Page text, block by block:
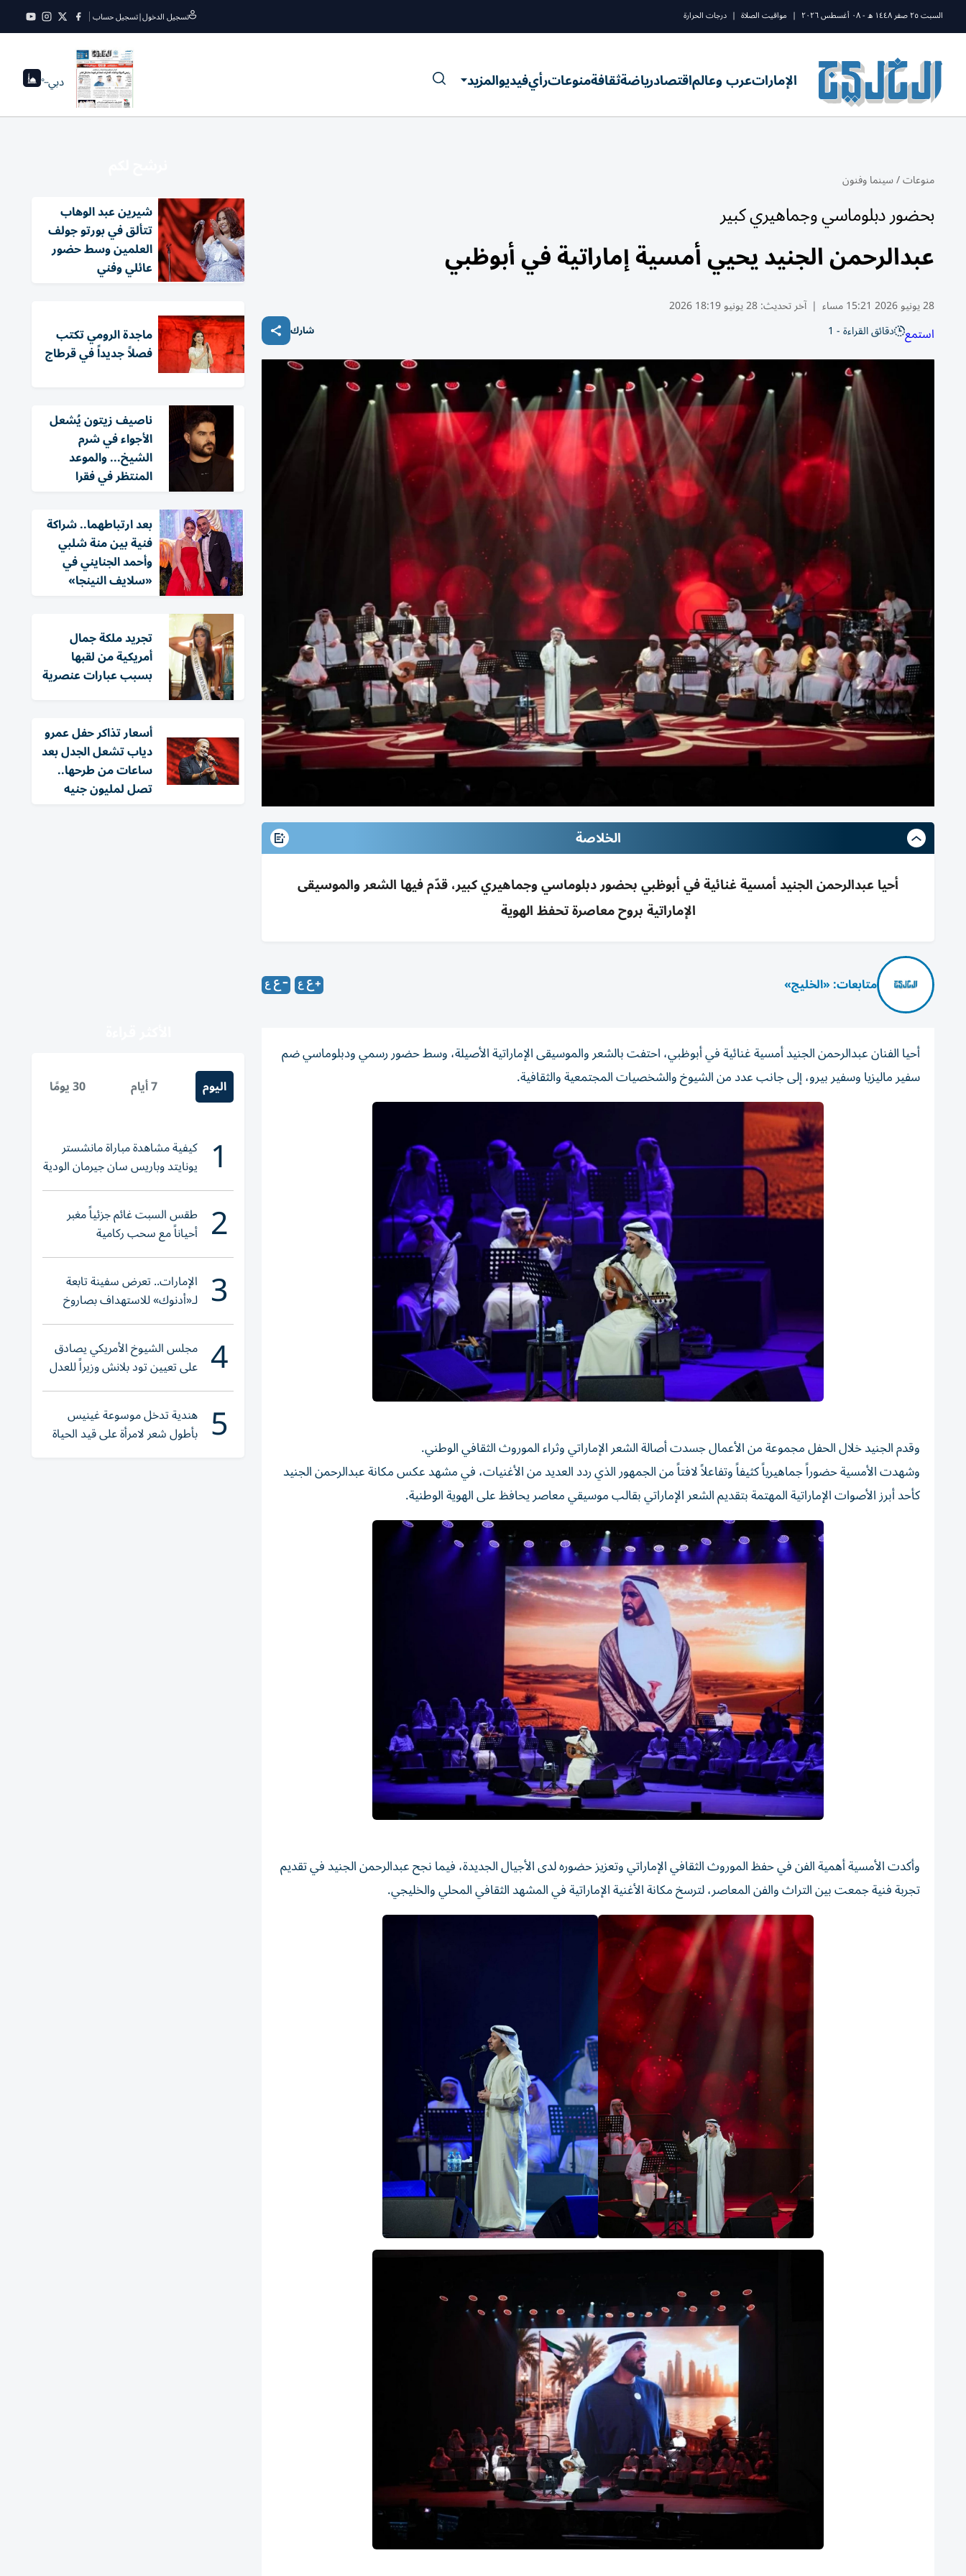
السبت ٢٥ صفر ١٤٤٨ ه - ٠٨ أغسطس ٢٠٢٦ | مواقيت الصلاة | درجات الحرارة تسجيل الدخول|تسجيل حساب
الإماراتعرب وعالماقتصادرياضةثقافةمنوعاترأيفيديوالمزيد دبي--°
منوعات/سينما وفنون
بحضور دبلوماسي وجماهيري كبير
عبدالرحمن الجنيد يحيي أمسية إماراتية في أبوظبي
28 يونيو 2026 15:21 مساء | آخر تحديث:28 يونيو 18:19 2026
استمع دقائق القراءة - 1 شارك
الخلاصة
أحيا عبدالرحمن الجنيد أمسية غنائية في أبوظبي بحضور دبلوماسي وجماهيري كبير، قدّم فيها الشعر والموسيقى
الإماراتية بروح معاصرة تحفظ الهوية
متابعات: «الخليج»
أحيا الفنان عبدالرحمن الجنيد أمسية غنائية في أبوظبي، احتفت بالشعر والموسيقى الإماراتية الأصيلة، وسط حضور رسمي ودبلوماسي ضم
سفير ماليزيا وسفير بيرو، إلى جانب عدد من الشيوخ والشخصيات المجتمعية والثقافية.
وقدم الجنيد خلال الحفل مجموعة من الأعمال جسدت أصالة الشعر الإماراتي وثراء الموروث الثقافي الوطني.
وشهدت الأمسية حضوراً جماهيرياً كثيفاً وتفاعلاً لافتاً من الجمهور الذي ردد العديد من الأغنيات، في مشهد عكس مكانة عبدالرحمن الجنيد
كأحد أبرز الأصوات الإماراتية المهتمة بتقديم الشعر الإماراتي بقالب موسيقي معاصر يحافظ على الهوية الوطنية.
وأكدت الأمسية أهمية الفن في حفظ الموروث الثقافي الإماراتي وتعزيز حضوره لدى الأجيال الجديدة، فيما نجح عبدالرحمن الجنيد في تقديم
تجربة فنية جمعت بين التراث والفن المعاصر، لترسخ مكانة الأغنية الإماراتية في المشهد الثقافي المحلي والخليجي.
شيرين عبد الوهاب
تتألق في بورتو جولف
العلمين وسط حضور
عائلي وفني
ماجدة الرومي تكتب
فصلاً جديداً في قرطاج
ناصيف زيتون يُشعل
الأجواء في شرم
الشيخ... والموعد
المنتظر في فقرا
بعد ارتباطهما.. شراكة
فنية بين منة شلبي
وأحمد الجنايني في
«سلايف النينجا»
تجريد ملكة جمال
أمريكية من لقبها
بسبب عبارات عنصرية
أسعار تذاكر حفل عمرو
دياب تشعل الجدل بعد
ساعات من طرحها..
تصل لمليون جنيه
اليوم 7 أيام 30 يومًا
1 كيفية مشاهدة مباراة مانشستر
يونايتد وباريس سان جيرمان الودية
والقنوات الناقلة
2 طقس السبت غائم جزئياً مغبر
أحياناً مع سحب ركامية
3 الإمارات.. تعرض سفينة تابعة
لـ«أدنوك» للاستهداف بصاروخ
أثناء عبورها «هرمز»
4 مجلس الشيوخ الأمريكي يصادق
على تعيين تود بلانش وزيراً للعدل
5 هندية تدخل موسوعة غينيس
بأطول شعر لامرأة على قيد الحياة